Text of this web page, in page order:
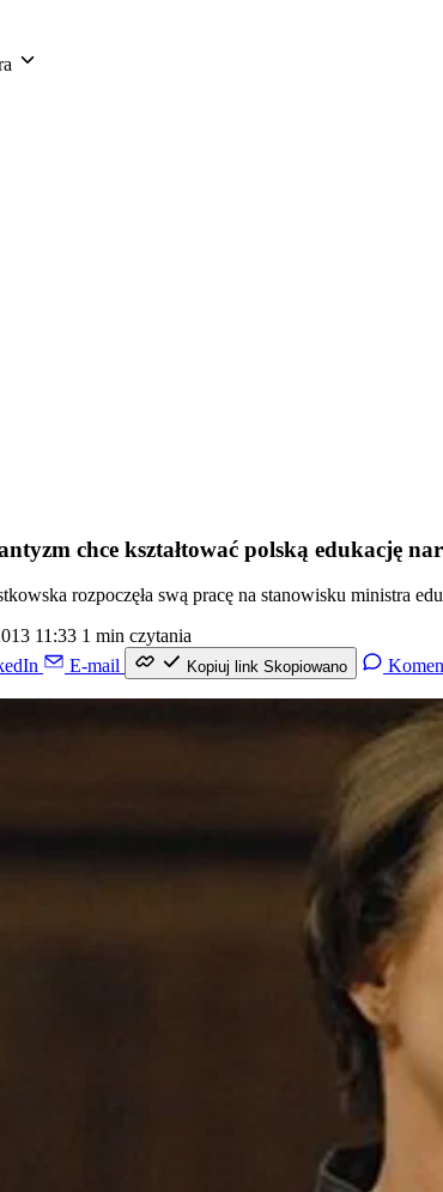
chce kształtować polską edukację
rozpoczęła swą pracę na stanowisku ministra
11:33 1 min czytania
E-mail Kopiuj link Skopiowano